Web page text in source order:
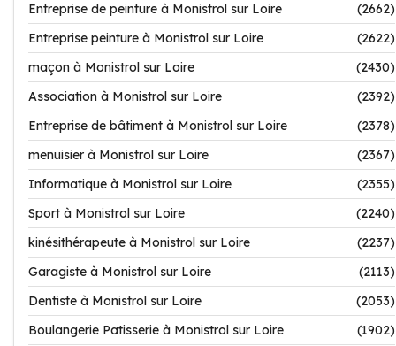
Entreprise de peinture à Monistrol sur Loire
(2662)
Entreprise peinture à Monistrol sur Loire
(2622)
maçon à Monistrol sur Loire
(2430)
Association à Monistrol sur Loire
(2392)
Entreprise de bâtiment à Monistrol sur Loire
(2378)
menuisier à Monistrol sur Loire
(2367)
Informatique à Monistrol sur Loire
(2355)
Sport à Monistrol sur Loire
(2240)
kinésithérapeute à Monistrol sur Loire
(2237)
Garagiste à Monistrol sur Loire
(2113)
Dentiste à Monistrol sur Loire
(2053)
Boulangerie Patisserie à Monistrol sur Loire
(1902)